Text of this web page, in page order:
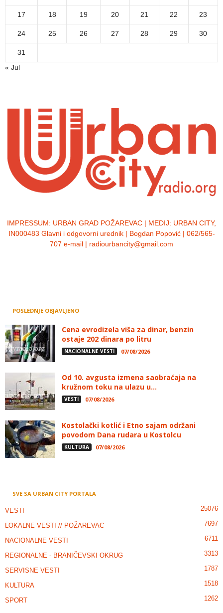
17 18 19 20 21 22 23
24 25 26 27 28 29 30
31
« Jul
IMPRESSUM: URBAN GRAD POŽAREVAC | MEDIJ: URBAN CITY,
IN000483 Glavni i odgovorni urednik | Bogdan Popović | 062/565-
707 e-mail | radiourbancity@gmail.com
POSLEDNJE OBJAVLJENO
Cena evrodizela viša za dinar, benzin
ostaje 202 dinara po litru
NACIONALNE VESTI 07/08/2026
Od 10. avgusta izmena saobraćaja na
kružnom toku na ulazu u...
VESTI 07/08/2026
Kostolački kotlić i Etno sajam održani
povodom Dana rudara u Kostolcu
KULTURA 07/08/2026
SVE SA URBAN CITY PORTALA
VESTI 25076
LOKALNE VESTI // POŽAREVAC 7697
NACIONALNE VESTI 6711
REGIONALNE - BRANIČEVSKI OKRUG 3313
SERVISNE VESTI 1787
KULTURA 1518
SPORT 1262